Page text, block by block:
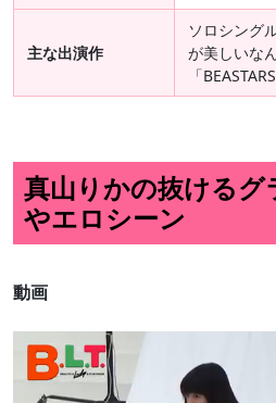
主な出演作
ソロシング
が美しいな
「
真山りかの抜ける
やエロシーン
動画